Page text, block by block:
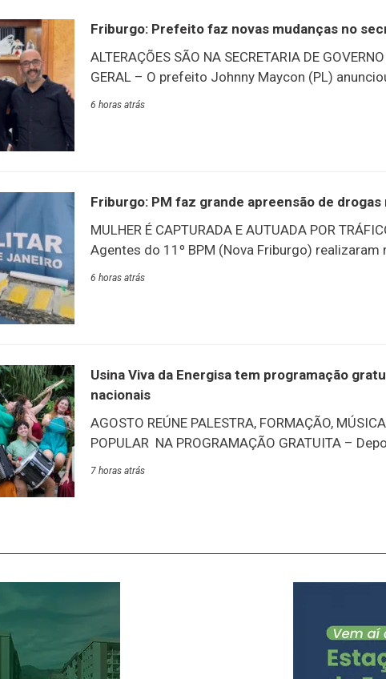
Friburgo: Prefeito faz novas mudanças no
ALTERAÇÕES SÃO NA SECRETARIA DE
GERAL – O prefeito Johnny Maycon (PL)
linha de frente de seu governo, na Secretaria de
“Agradecemos ao Dr. Hudson por toda a
pessoal para assumir novos desafios
6 horas atrás
Friburgo: PM faz grande apreensão de
MULHER É CAPTURADA E AUTUADA POR
Agentes do 11º BPM (Nova Friburgo) realizaram
apreensão de drogas. Desta vez no bairro
6 horas atrás
Usina Viva da Energisa tem programação
nacionais
AGOSTO REÚNE PALESTRA, FORMAÇÃO,
POPULAR NA PROGRAMAÇÃO GRATUITA –
edição 2026, o Usina Viva dá continuidade à
manifestações culturais tradicionais. “A Usina
criada para ser um espaço vivo de cultura,
7 horas atrás